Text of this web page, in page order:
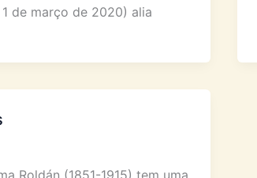
de março de 2020) alia